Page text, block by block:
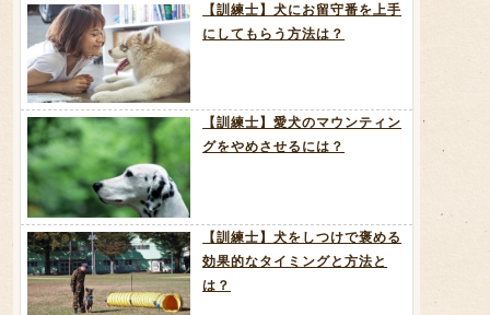
【訓練士】犬にお留守番を上手
にしてもらう方法は？
【訓練士】愛犬のマウンティン
グをやめさせるには？
【訓練士】犬をしつけで褒める
効果的なタイミングと方法と
は？